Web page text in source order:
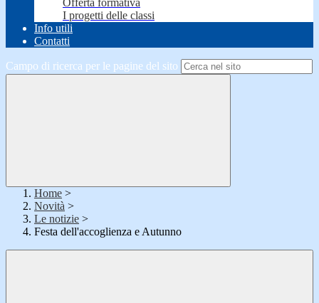
Offerta formativa
I progetti delle classi
Info utili
Contatti
Campo di ricerca per le pagine del sito
Home >
Novità >
Le notizie >
Festa dell'accoglienza e Autunno